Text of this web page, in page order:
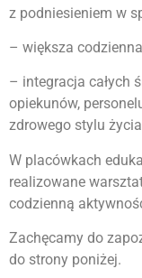
z podniesieniem w
– większa
– integracja całych
opiekunów,
zdrowego stylu
W placówkach
realizowane
codzienną
Zachęcamy do
do strony poniżej.